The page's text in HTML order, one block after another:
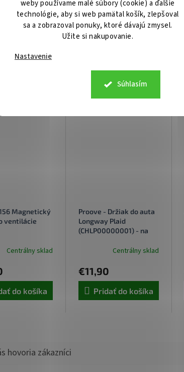
weby používame malé súbory (cookie) a ďalšie
technológie, aby si web pamätal košík, zlepšoval
sa a zobrazoval ponuky, ktoré dávajú zmysel.
Užite si nakupovanie.
Nastavenie
Súhlasím
Magnetický
ventilácie
Centrálny sklad
do košíka
Proove - Držiak do auta
Longway Plaid
(CHLP00000001) - na
dosku, s prísavkou, pre
čierna
Centrálny sklad
€11,90
Pridať do košíka
do košíka
€8,90
Pridať do košíka